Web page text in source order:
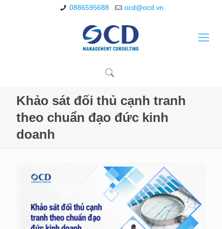
0886595688 ocd@ocd.vn
Khảo sát đối thủ cạnh tranh
theo chuẩn đạo đức kinh
doanh